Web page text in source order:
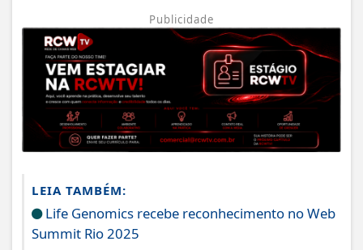
Publicidade
LEIA TAMBÉM:
Life Genomics recebe reconhecimento no Web
Summit Rio 2025